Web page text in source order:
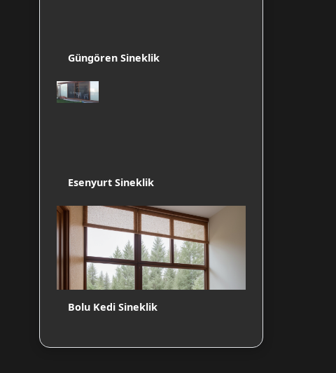
Güngören Sineklik
Esenyurt Sineklik
Bolu Kedi Sineklik